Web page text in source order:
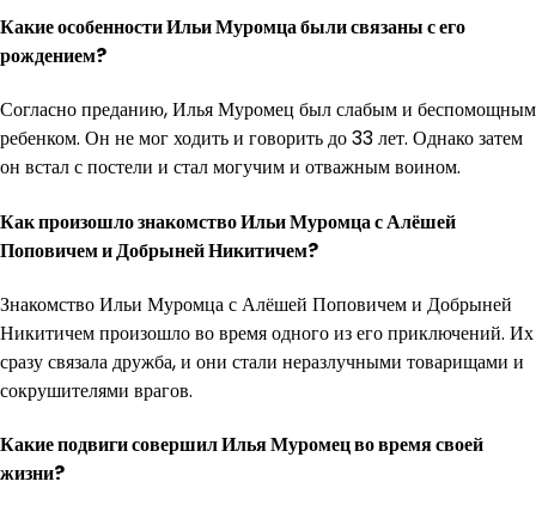
Какие особенности Ильи Муромца были связаны с его
рождением?
Согласно преданию, Илья Муромец был слабым и беспомощным
ребенком. Он не мог ходить и говорить до 33 лет. Однако затем
он встал с постели и стал могучим и отважным воином.
Как произошло знакомство Ильи Муромца с Алёшей
Поповичем и Добрыней Никитичем?
Знакомство Ильи Муромца с Алёшей Поповичем и Добрыней
Никитичем произошло во время одного из его приключений. Их
сразу связала дружба, и они стали неразлучными товарищами и
сокрушителями врагов.
Какие подвиги совершил Илья Муромец во время своей
жизни?